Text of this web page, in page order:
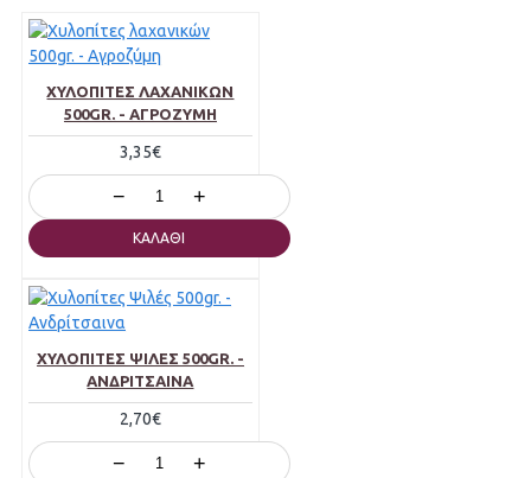
ΧΥΛΟΠΊΤΕΣ ΛΑΧΑΝΙΚΏΝ
500GR. - ΑΓΡΟΖΎΜΗ
3,35€
− +
ΚΑΛΆΘΙ
ΧΥΛΟΠΊΤΕΣ ΨΙΛΈΣ 500GR. -
ΑΝΔΡΊΤΣΑΙΝΑ
2,70€
− +